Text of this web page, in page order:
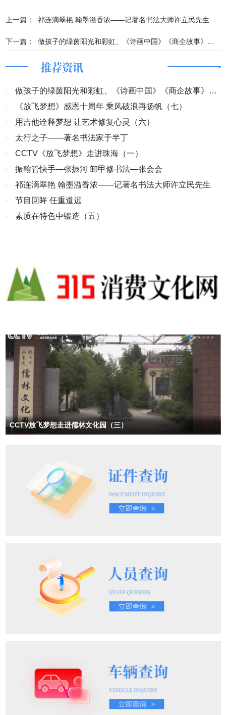
推荐资讯
·
做孩子的绿茵阳光和彩虹、《诗画中国》《商企故事》开
机
·
《放飞梦想》感恩十周年 乘风破浪再扬帆（七）
·
用吉他诠释梦想 让艺术修复心灵（六）
·
太行之子——著名书法家于半丁
·
CCTV《放飞梦想》走进珠海（一）
·
振翰管快手—张振河 卸甲修书法—张会会
·
祁连滴翠艳 翰墨溢香浓——记著名书法大师许立民先生
·
节目回眸 任重道远
·
素质在特色中锻造（五）
CCTV放飞梦想走进儒林文化园（三）
上一篇： 祁连滴翠艳 翰墨溢香浓——记著名书法大师许立民先生
下一篇：